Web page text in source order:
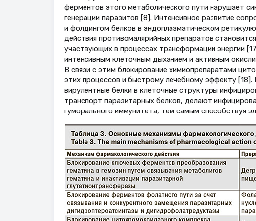
ферментов этого метаболического пути нарушает
генерации паразитов [8]. Интенсивное развитие
и фолдингом белков в эндоплазматическом
действия противомалярийных препаратов
участвующих в процессах трансформации энергии
интенсивным клеточным дыханием и активным
В связи с этим блокирование химиопрепаратами
этих процессов и быстрому лечебному эффекту
вирулентные белки в клеточные структуры
транспорт паразитарных белков, делают
гуморального иммунитета, тем самым способствуя